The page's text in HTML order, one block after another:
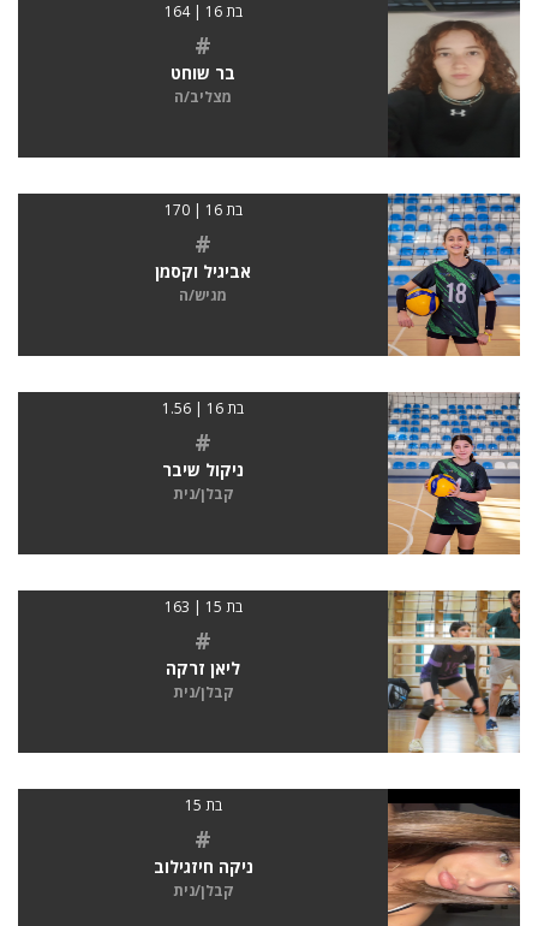
בת 16 | 164
#
בר שוחט
מצליב/ה
בת 16 | 170
#
אביגיל וקסמן
מגיש/ה
בת 16 | 1.56
#
ניקול שיבר
קבלן/נית
בת 15 | 163
#
ליאן זרקה
קבלן/נית
בת 15
#
ניקה חיזגילוב
קבלן/נית